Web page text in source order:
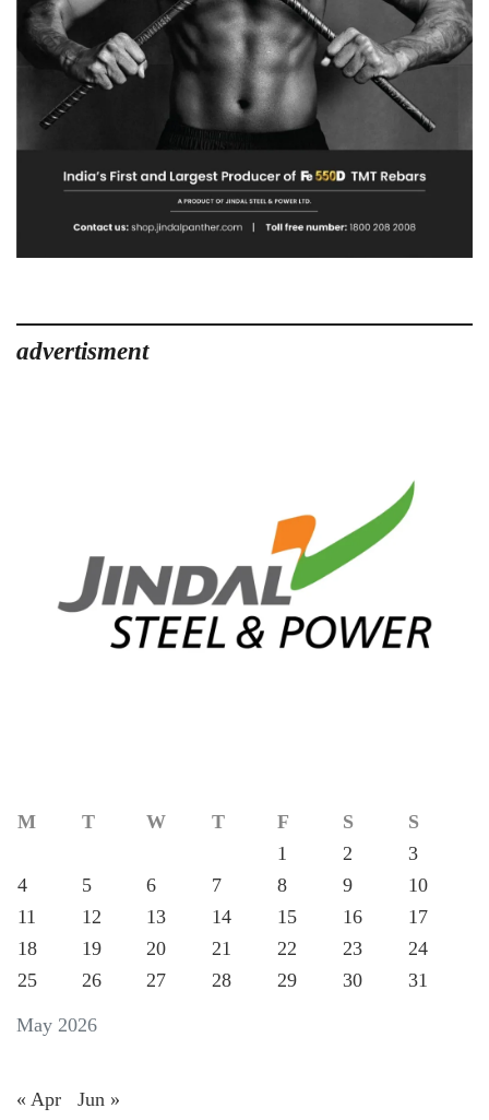
advertisment
May 2026
M T W T F S
S
1
2
3
4
5 6 7 8 9
10
11
12 13 14 15 16
17
18
19 20 21 22 23
24
25
26 27 28 29 30 31
« Apr Jun »